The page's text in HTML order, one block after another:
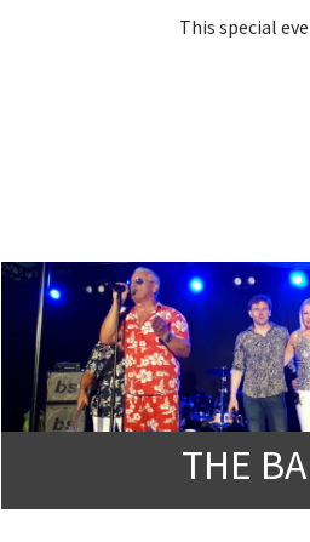
This special
THE